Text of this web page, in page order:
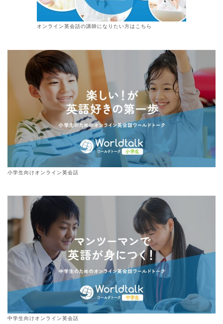
オンライン英会話の講師になりたい方はこちら
小学生向けオンライン英会話
中学生向けオンライン英会話